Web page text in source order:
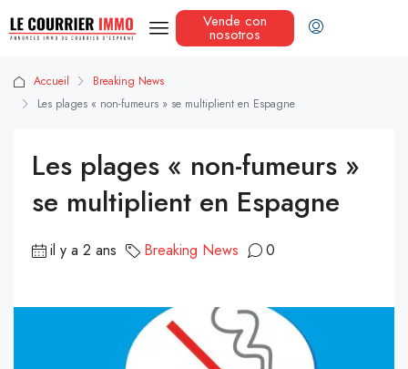
Vende con
nosotros
Accueil
Breaking News
Les plages « non-fumeurs » se multiplient en Espagne
Les plages « non-fumeurs »
se multiplient en Espagne
il y a 2 ans Breaking News 0